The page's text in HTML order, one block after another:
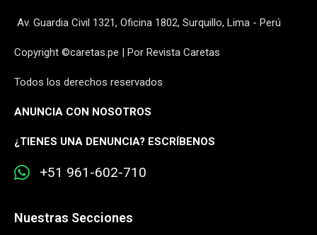
Av. Guardia Civil 1321, Oficina 1802, Surquillo, Lima - Perú
Copyright ©caretas.pe | Por Revista Caretas
Todos los derechos reservados
ANUNCIA CON NOSOTROS
¿TIENES UNA DENUNCIA? ESCRÍBENOS
+51 961-602-710
Nuestras Secciones